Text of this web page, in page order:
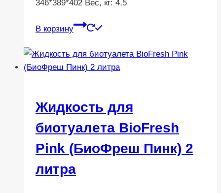
346*389*402 Вес, кг: 4,5
В корзину
Жидкость для
биотуалета BioFresh
Pink (БиоФреш Пинк) 2
литра